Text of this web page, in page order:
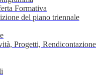
Formativa
del piano triennale
Progetti, Rendicontazione